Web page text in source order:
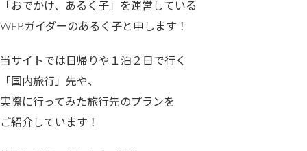
「おでかけ、あるく子」を運営している
WEBガイダーのあるく子と申します！
当サイトでは日帰りや１泊２日で行く
「国内旅行」先や、
実際に行ってみた旅行先のプランを
ご紹介しています！